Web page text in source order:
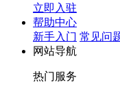
立即入驻
帮助中心
新手入门 常见问
网站导航
热门服务